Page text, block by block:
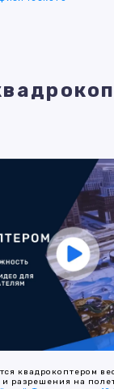
квадрокоптером
и разрешения на